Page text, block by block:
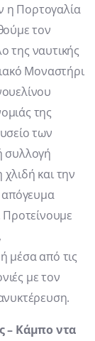
η Πορτογαλία
τον
της ναυτικής
Μοναστήρι
της
των
συλλογή
και την
απόγευμα
μέσα από τις
με τον
– Κάμπο ντα